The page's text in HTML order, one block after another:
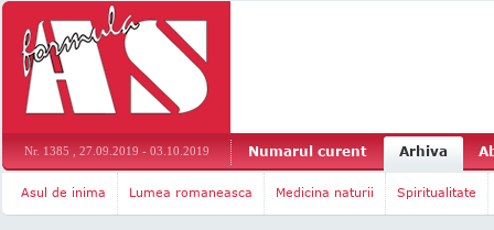
Nr. 1385 , 27.09.2019 - 03.10.2019 Numarul curent Arhiva
Asul de inima Lumea romaneasca Medicina naturii Spiritualitate